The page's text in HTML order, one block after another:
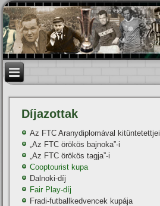
Dí­jazottak
Az FTC Aranydiplomával kitüntetettjei
„Az FTC örökös bajnoka”-i
„Az FTC örökös tagja”-i
Cooptourist kupa
Dalnoki-dí­j
Fair Play-dí­j
Fradi-futballkedvencek kupája